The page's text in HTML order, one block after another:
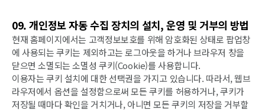
09. 개인정보 자동 수집 장치의 설치, 운영 및 거부의 방법
현재 홈페이지에서는 고객정보보호를 위해 암호화된 상태로 팝업창
에 사용되는 쿠키는 제외하고는 로그아웃을 하거나 브라우저 창을
닫으면 소멸되는 소멸성 쿠키(Cookie)를 사용합니다.
이용자는 쿠키 설치에 대한 선택권을 가지고 있습니다. 따라서, 웹브
라우저에서 옵션을 설정함으로써 모든 쿠키를 허용하거나, 쿠키가
저장될 때마다 확인을 거치거나, 아니면 모든 쿠키의 저장을 거부할